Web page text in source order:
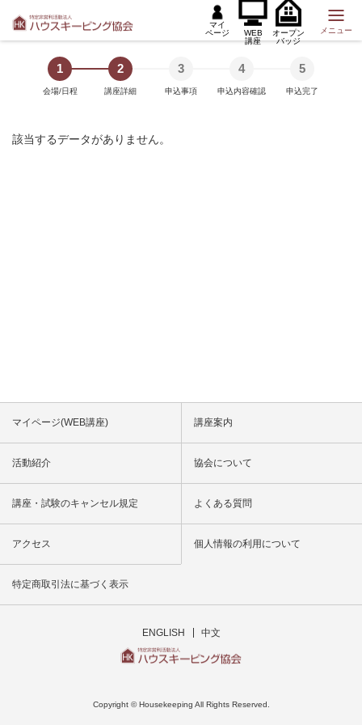
マイ
ページ
WEB
講座
オープン
バッジ
メニュー
1
会場/日程
2
講座詳細
3
申込事項
4
申込内容確認
5
申込完了
該当するデータがありません。
マイページ(WEB講座) 講座案内
活動紹介 協会について
講座・試験のキャンセル規定 よくある質問
アクセス 個人情報の利用について
特定商取引法に基づく表示
ENGLISH 中文
Copyright © Housekeeping All Rights Reserved.